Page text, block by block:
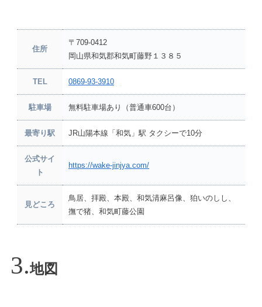
住所
〒709-0412
岡山県和気郡和気町藤野１３８５
TEL 0869-93-3910
駐車場 無料駐車場あり（普通車600台）
最寄り駅 JR山陽本線「和気」駅 タクシーで10分
公式サイ
ト
https://wake-jinjya.com/
見どころ
鳥居、拝殿、本殿、和気清麻呂像、狛いのしし、
撫で猪、和気町藤公園
地図